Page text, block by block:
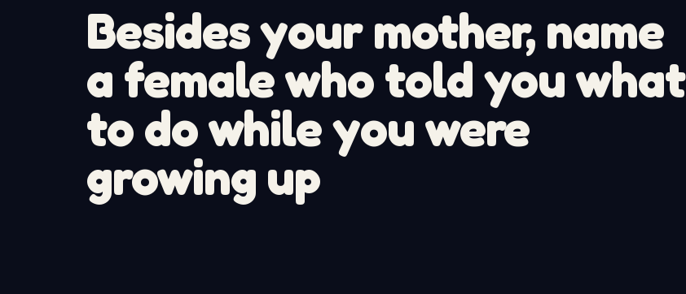
Besides your mother, name
a female who told you what
to do while you were
growing up